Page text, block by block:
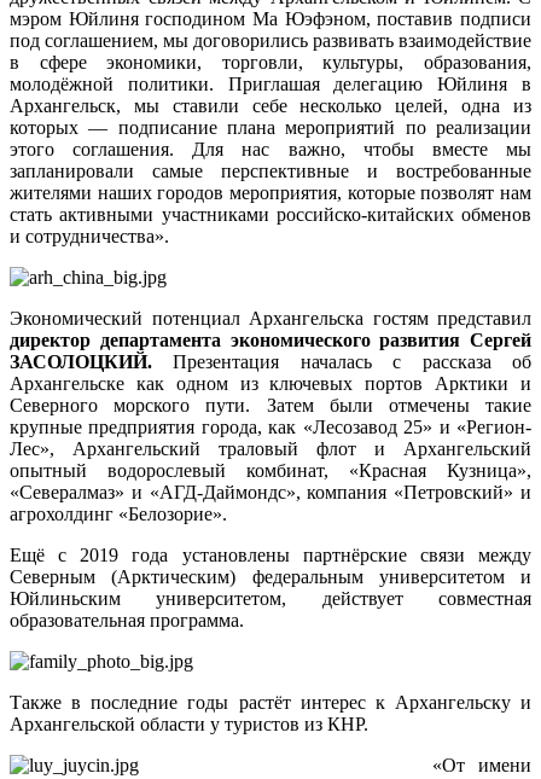
мэром Юйлиня господином Ма Юэфэном, поставив подписи
под соглашением, мы договорились развивать взаимодействие
в сфере экономики, торговли, культуры, образования,
молодёжной политики. Приглашая делегацию Юйлиня в
Архангельск, мы ставили себе несколько целей, одна из
которых — подписание плана мероприятий по реализации
этого соглашения. Для нас важно, чтобы вместе мы
запланировали самые перспективные и востребованные
жителями наших городов мероприятия, которые позволят нам
стать активными участниками российско-китайских обменов
и сотрудничества».
Экономический потенциал Архангельска гостям представил
директор департамента экономического развития Сергей
ЗАСОЛОЦКИЙ. Презентация началась с рассказа об
Архангельске как одном из ключевых портов Арктики и
Северного морского пути. Затем были отмечены такие
крупные предприятия города, как «Лесозавод 25» и «Регион-
Лес», Архангельский траловый флот и Архангельский
опытный водорослевый комбинат, «Красная Кузница»,
«Севералмаз» и «АГД-Даймондс», компания «Петровский» и
агрохолдинг «Белозорие».
Ещё с 2019 года установлены партнёрские связи между
Северным (Арктическим) федеральным университетом и
Юйлиньским университетом, действует совместная
образовательная программа.
Также в последние годы растёт интерес к Архангельску и
Архангельской области у туристов из КНР.
«От имени